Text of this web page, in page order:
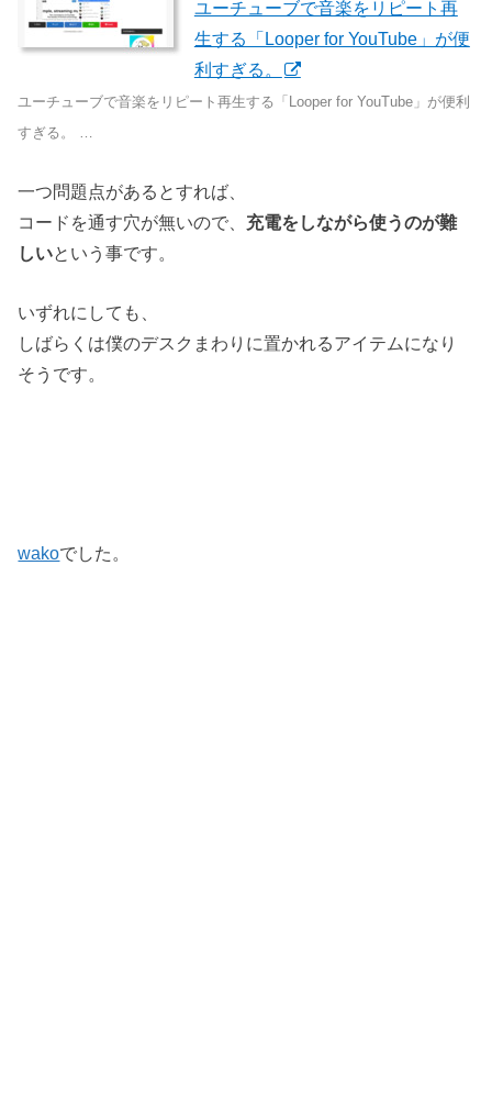
ユーチューブで音楽をリピート再
生する「Looper for YouTube」が便
利すぎる。
ユーチューブで音楽をリピート再生する「Looper for YouTube」が便利
すぎる。 …
一つ問題点があるとすれば、
コードを通す穴が無いので、 充電をしながら使うのが難
しいという事です。
いずれにしても、
しばらくは僕のデスクまわりに置かれるアイテムになり
そうです。
wakoでした。